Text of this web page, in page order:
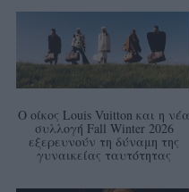
Ο οίκος Louis Vuitton και η νέα
συλλογή Fall Winter 2026
εξερευνούν τη δύναμη της
γυναικείας ταυτότητας